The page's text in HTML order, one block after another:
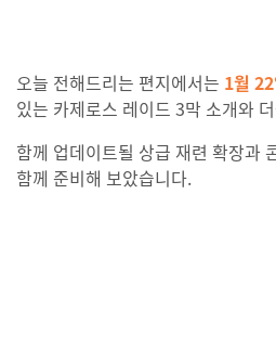
오늘 전해드리는 편지에서는 1월
있는 카제로스 레이드 3막 소개와
함께 업데이트될 상급 재련 확장과
함께 준비해 보았습니다.